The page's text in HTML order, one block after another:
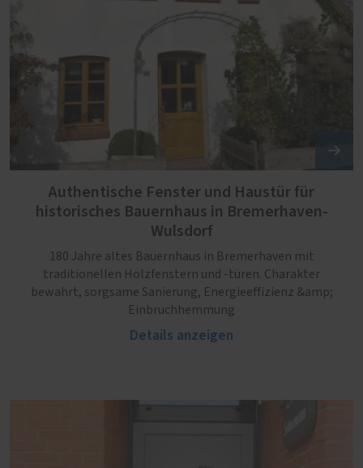
Authentische Fenster und Haustür für
historisches Bauernhaus in Bremerhaven-
Wulsdorf
180 Jahre altes Bauernhaus in Bremerhaven mit
traditionellen Holzfenstern und -türen. Charakter
bewahrt, sorgsame Sanierung, Energieeffizienz &amp;
Einbruchhemmung
Details anzeigen